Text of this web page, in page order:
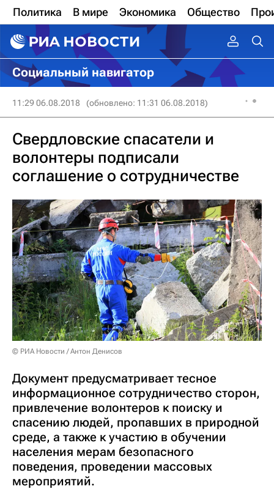
Политика В мире Экономика Общество
Социальный навигатор
11:29 06.08.2018 (обновлено: 11:31 06.08.2018)
Свердловские спасатели и
волонтеры подписали
соглашение о сотрудничестве
© РИА Новости / Антон Денисов
Документ предусматривает тесное
информационное сотрудничество сторон,
привлечение волонтеров к поиску и
спасению людей, пропавших в природной
среде, а также к участию в обучении
населения мерам безопасного
поведения, проведении массовых
мероприятий.